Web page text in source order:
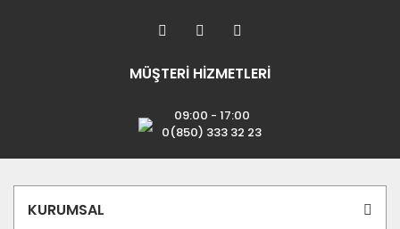
MÜŞTERİ HİZMETLERİ
09:00 - 17:00
0(850) 333 32 23
KURUMSAL